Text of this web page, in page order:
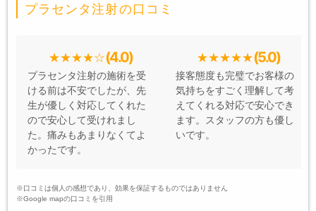
プラセンタ注射の口コミ
(4.0)
プラセンタ注射の施術を受
ける前は不安でしたが、先
生が優しく対応してくれた
ので安心して受けれまし
た。痛みもあまりなくてよ
かったです。
(5.0)
接客態度も完璧でお客様の
気持ちをすごく理解して考
えてくれる対応で安心でき
ます。スタッフの方も優し
いです。
※口コミは個人の感想であり、効果を保証するものではありません
※Google mapの口コミを引用